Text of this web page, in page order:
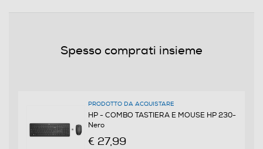
2 AAA Tastiera 1 AA Mouse
Altre funzioni
Spesso comprati insieme
PRODOTTO DA ACQUISTARE
HP - COMBO TASTIERA E MOUSE HP 230-
Nero
€ 27,99